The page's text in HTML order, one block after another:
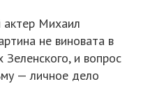
актер Михаил
не виновата в
и вопрос
— личное дело